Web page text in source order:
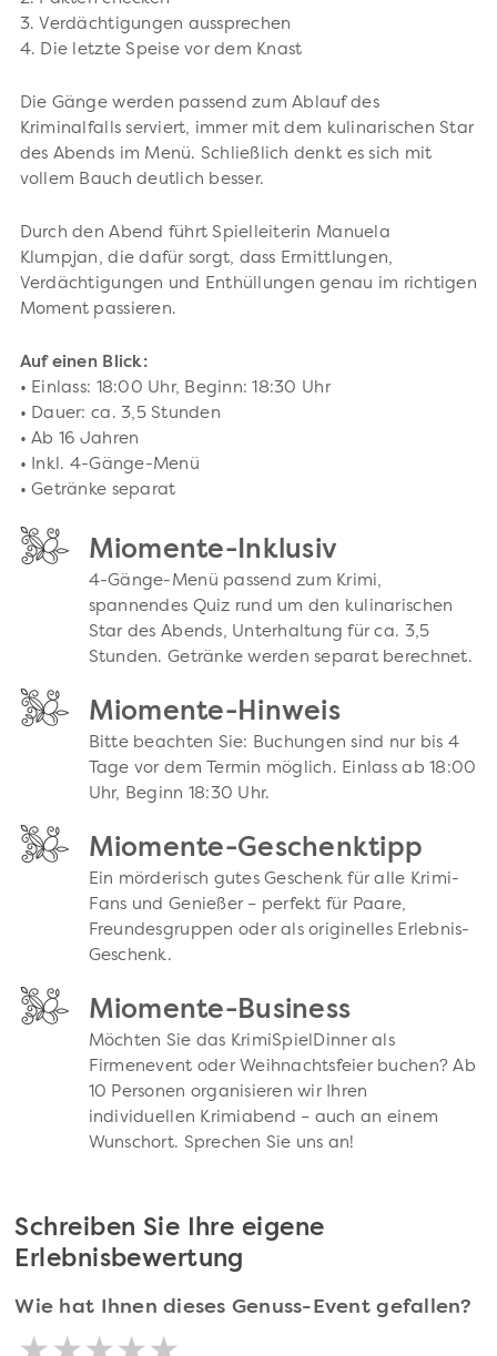
3. Verdächtigungen aussprechen
4. Die letzte Speise vor dem Knast
Die Gänge werden passend zum Ablauf des
Kriminalfalls serviert, immer mit dem kulinarischen Star
des Abends im Menü. Schließlich denkt es sich mit
vollem Bauch deutlich besser.
Durch den Abend führt Spielleiterin Manuela
Klumpjan, die dafür sorgt, dass Ermittlungen,
Verdächtigungen und Enthüllungen genau im richtigen
Moment passieren.
Auf einen Blick:
• Einlass: 18:00 Uhr, Beginn: 18:30 Uhr
• Dauer: ca. 3,5 Stunden
• Ab 16 Jahren
• Inkl. 4-Gänge-Menü
• Getränke separat
Miomente-Inklusiv
4-Gänge-Menü passend zum Krimi,
spannendes Quiz rund um den kulinarischen
Star des Abends, Unterhaltung für ca. 3,5
Stunden. Getränke werden separat berechnet.
Miomente-Hinweis
Bitte beachten Sie: Buchungen sind nur bis 4
Tage vor dem Termin möglich. Einlass ab 18:00
Uhr, Beginn 18:30 Uhr.
Miomente-Geschenktipp
Ein mörderisch gutes Geschenk für alle Krimi-
Fans und Genießer – perfekt für Paare,
Freundesgruppen oder als originelles Erlebnis-
Geschenk.
Miomente-Business
Möchten Sie das KrimiSpielDinner als
Firmenevent oder Weihnachtsfeier buchen? Ab
10 Personen organisieren wir Ihren
individuellen Krimiabend – auch an einem
Wunschort. Sprechen Sie uns an!
Schreiben Sie Ihre eigene
Erlebnisbewertung
Wie hat Ihnen dieses Genuss-Event gefallen?